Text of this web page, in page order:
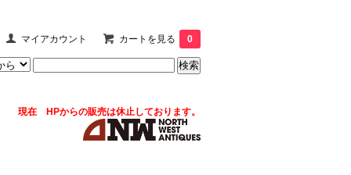
マイアカウント カートを見る 0
現在 HPからの販売は休止しております。